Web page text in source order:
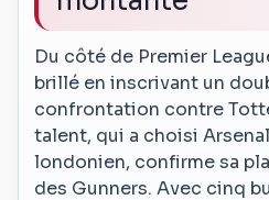
Du côté de Premier
brillé en inscrivant un
confrontation contre
talent, qui a choisi
londonien, confirme sa
des Gunners. Avec cinq